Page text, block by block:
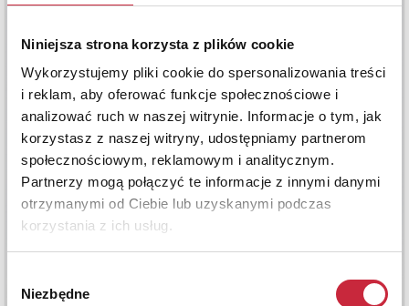
Niniejsza strona korzysta z plików cookie
Wykorzystujemy pliki cookie do spersonalizowania treści
i reklam, aby oferować funkcje społecznościowe i
analizować ruch w naszej witrynie. Informacje o tym, jak
korzystasz z naszej witryny, udostępniamy partnerom
społecznościowym, reklamowym i analitycznym.
Partnerzy mogą połączyć te informacje z innymi danymi
otrzymanymi od Ciebie lub uzyskanymi podczas
korzystania z ich usług.
zgody
Niezbędne